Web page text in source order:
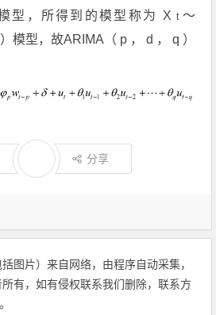
型，所得到的模型称为 X t ～
）模型，故ARIMA（ p ，d ，q ）
分享
图片）来自网络，由程序自动采集，
有，如有侵权联系我们删除，联系方